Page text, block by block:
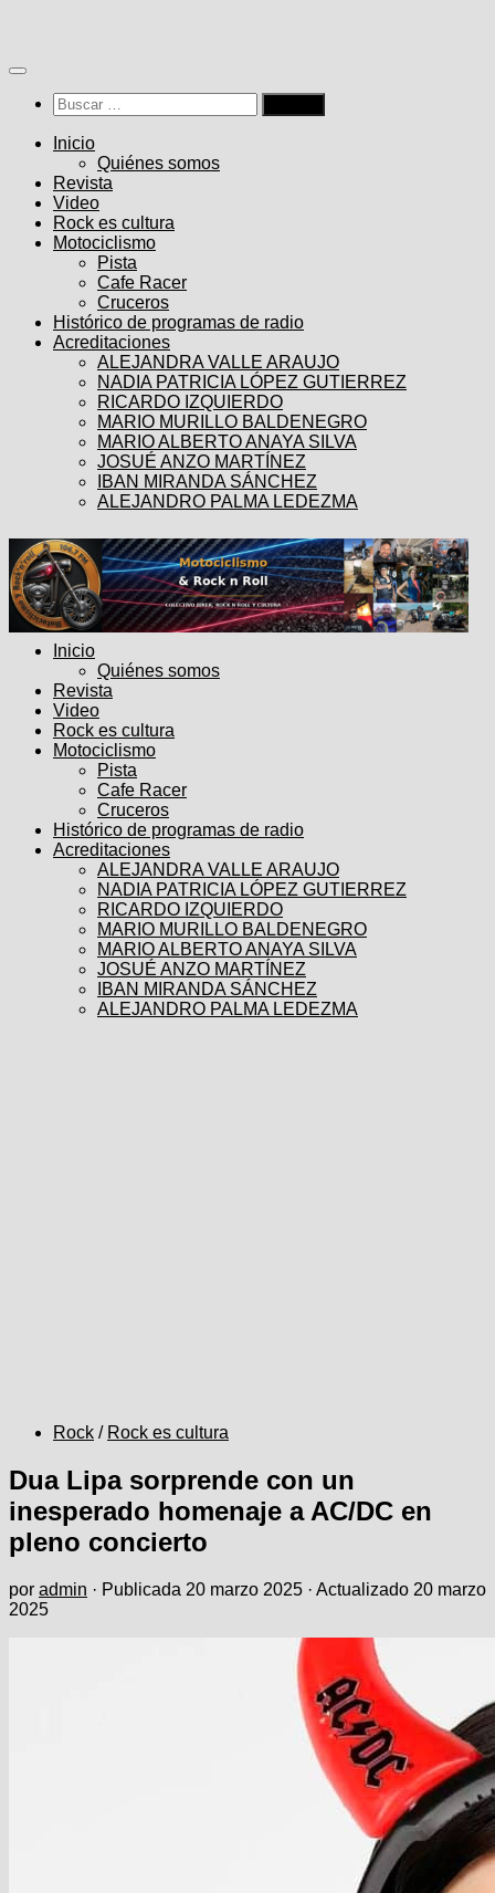
contenido
Buscar:
Inicio
Quiénes somos
Revista
Video
Rock es cultura
Motociclismo
Pista
Cafe Racer
Cruceros
Histórico de programas de radio
Acreditaciones
ALEJANDRA VALLE ARAUJO
NADIA PATRICIA LÓPEZ GUTIERREZ
RICARDO IZQUIERDO
MARIO MURILLO BALDENEGRO
MARIO ALBERTO ANAYA SILVA
JOSUÉ ANZO MARTÍNEZ
IBAN MIRANDA SÁNCHEZ
ALEJANDRO PALMA LEDEZMA
Inicio
Quiénes somos
Revista
Video
Rock es cultura
Motociclismo
Pista
Cafe Racer
Cruceros
Histórico de programas de radio
Acreditaciones
ALEJANDRA VALLE ARAUJO
NADIA PATRICIA LÓPEZ GUTIERREZ
RICARDO IZQUIERDO
MARIO MURILLO BALDENEGRO
MARIO ALBERTO ANAYA SILVA
JOSUÉ ANZO MARTÍNEZ
IBAN MIRANDA SÁNCHEZ
ALEJANDRO PALMA LEDEZMA
Rock / Rock es cultura
Dua Lipa sorprende con un
inesperado homenaje a AC/DC en
pleno concierto
por admin · Publicada 20 marzo 2025 · Actualizado 20 marzo
2025